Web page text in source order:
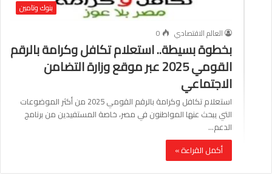
بنوك وتامين
العالم الاقتصادي
0
بخطوة بسيطة.. استعلام تكافل وكرامة بالرقم
القومي 2025 عبر موقع وزارة التضامن
الاجتماعي
استعلام تكافل وكرامة بالرقم القومي 2025 من أكثر الموضوعات
التي يبحث عنها المواطنون في مصر، خاصة المستفيدين من برنامج
الدعم…
أكمل القراءة »